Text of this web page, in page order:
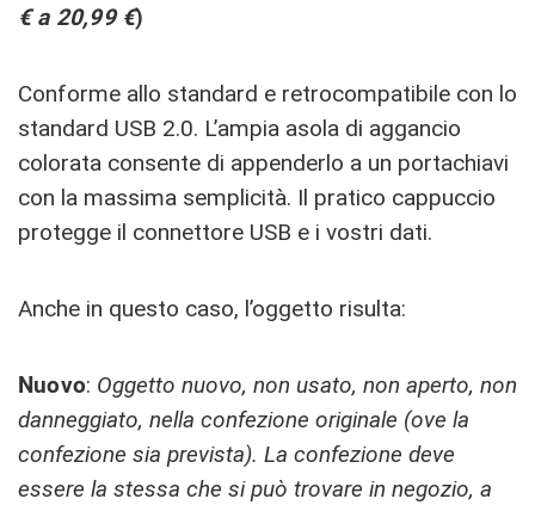
€ a 20,99 €)
Conforme allo standard e retrocompatibile con lo
standard USB 2.0. L’ampia asola di aggancio
colorata consente di appenderlo a un portachiavi
con la massima semplicità. Il pratico cappuccio
protegge il connettore USB e i vostri dati.
Anche in questo caso, l’oggetto risulta:
Nuovo: Oggetto nuovo, non usato, non aperto, non
danneggiato, nella confezione originale (ove la
confezione sia prevista). La confezione deve
essere la stessa che si può trovare in negozio, a